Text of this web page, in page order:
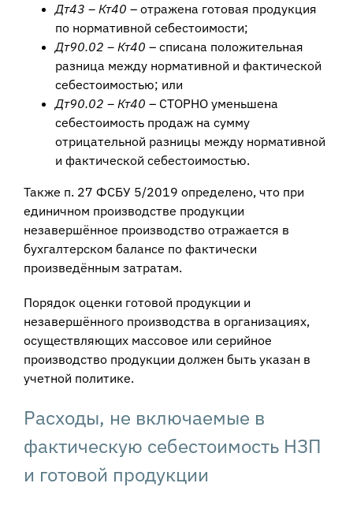
Дт43 – Кт40 – отражена готовая продукция
по нормативной себестоимости;
Дт90.02 – Кт40 – списана положительная
разница между нормативной и фактической
себестоимостью; или
Дт90.02 – Кт40 – СТОРНО уменьшена
себестоимость продаж на сумму
отрицательной разницы между нормативной
и фактической себестоимостью.
Также п. 27 ФСБУ 5/2019 определено, что при
единичном производстве продукции
незавершённое производство отражается в
бухгалтерском балансе по фактически
произведённым затратам.
Порядок оценки готовой продукции и
незавершённого производства в организациях,
осуществляющих массовое или серийное
производство продукции должен быть указан в
учетной политике.
Расходы, не включаемые в
фактическую себестоимость НЗП
и готовой продукции